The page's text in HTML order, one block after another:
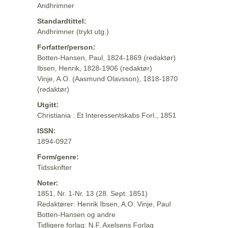
Andhrimner
Standardtittel:
Andhrimner (trykt utg.)
Forfatter/person:
Botten-Hansen, Paul, 1824-1869 (redaktør)
Ibsen, Henrik, 1828-1906 (redaktør)
Vinje, A.O. (Aasmund Olavsson), 1818-1870
(redaktør)
Utgitt:
Christiania : Et Interessentskabs Forl., 1851
ISSN:
1894-0927
Form/genre:
Tidsskrifter
Noter:
1851, Nr. 1-Nr. 13 (28. Sept. 1851)
Redaktører: Henrik Ibsen, A.O. Vinje, Paul
Botten-Hansen og andre
Tidligere forlag: N.F. Axelsens Forlag